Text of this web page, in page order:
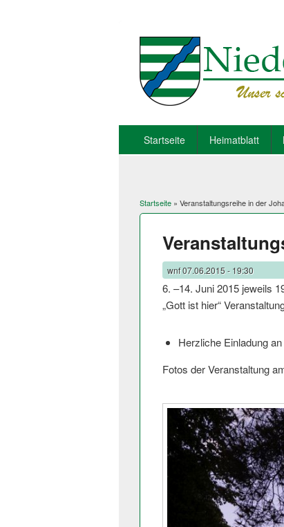
Startseite Heimatblatt
Sie sind hier
Startseite » Veranstaltungsreihe in der
wnf07.06.2015 - 19:30
6. –14. Juni 2015 jeweils
„Gott ist hier“
Herzliche Einladung
Fotos der Veranstaltung